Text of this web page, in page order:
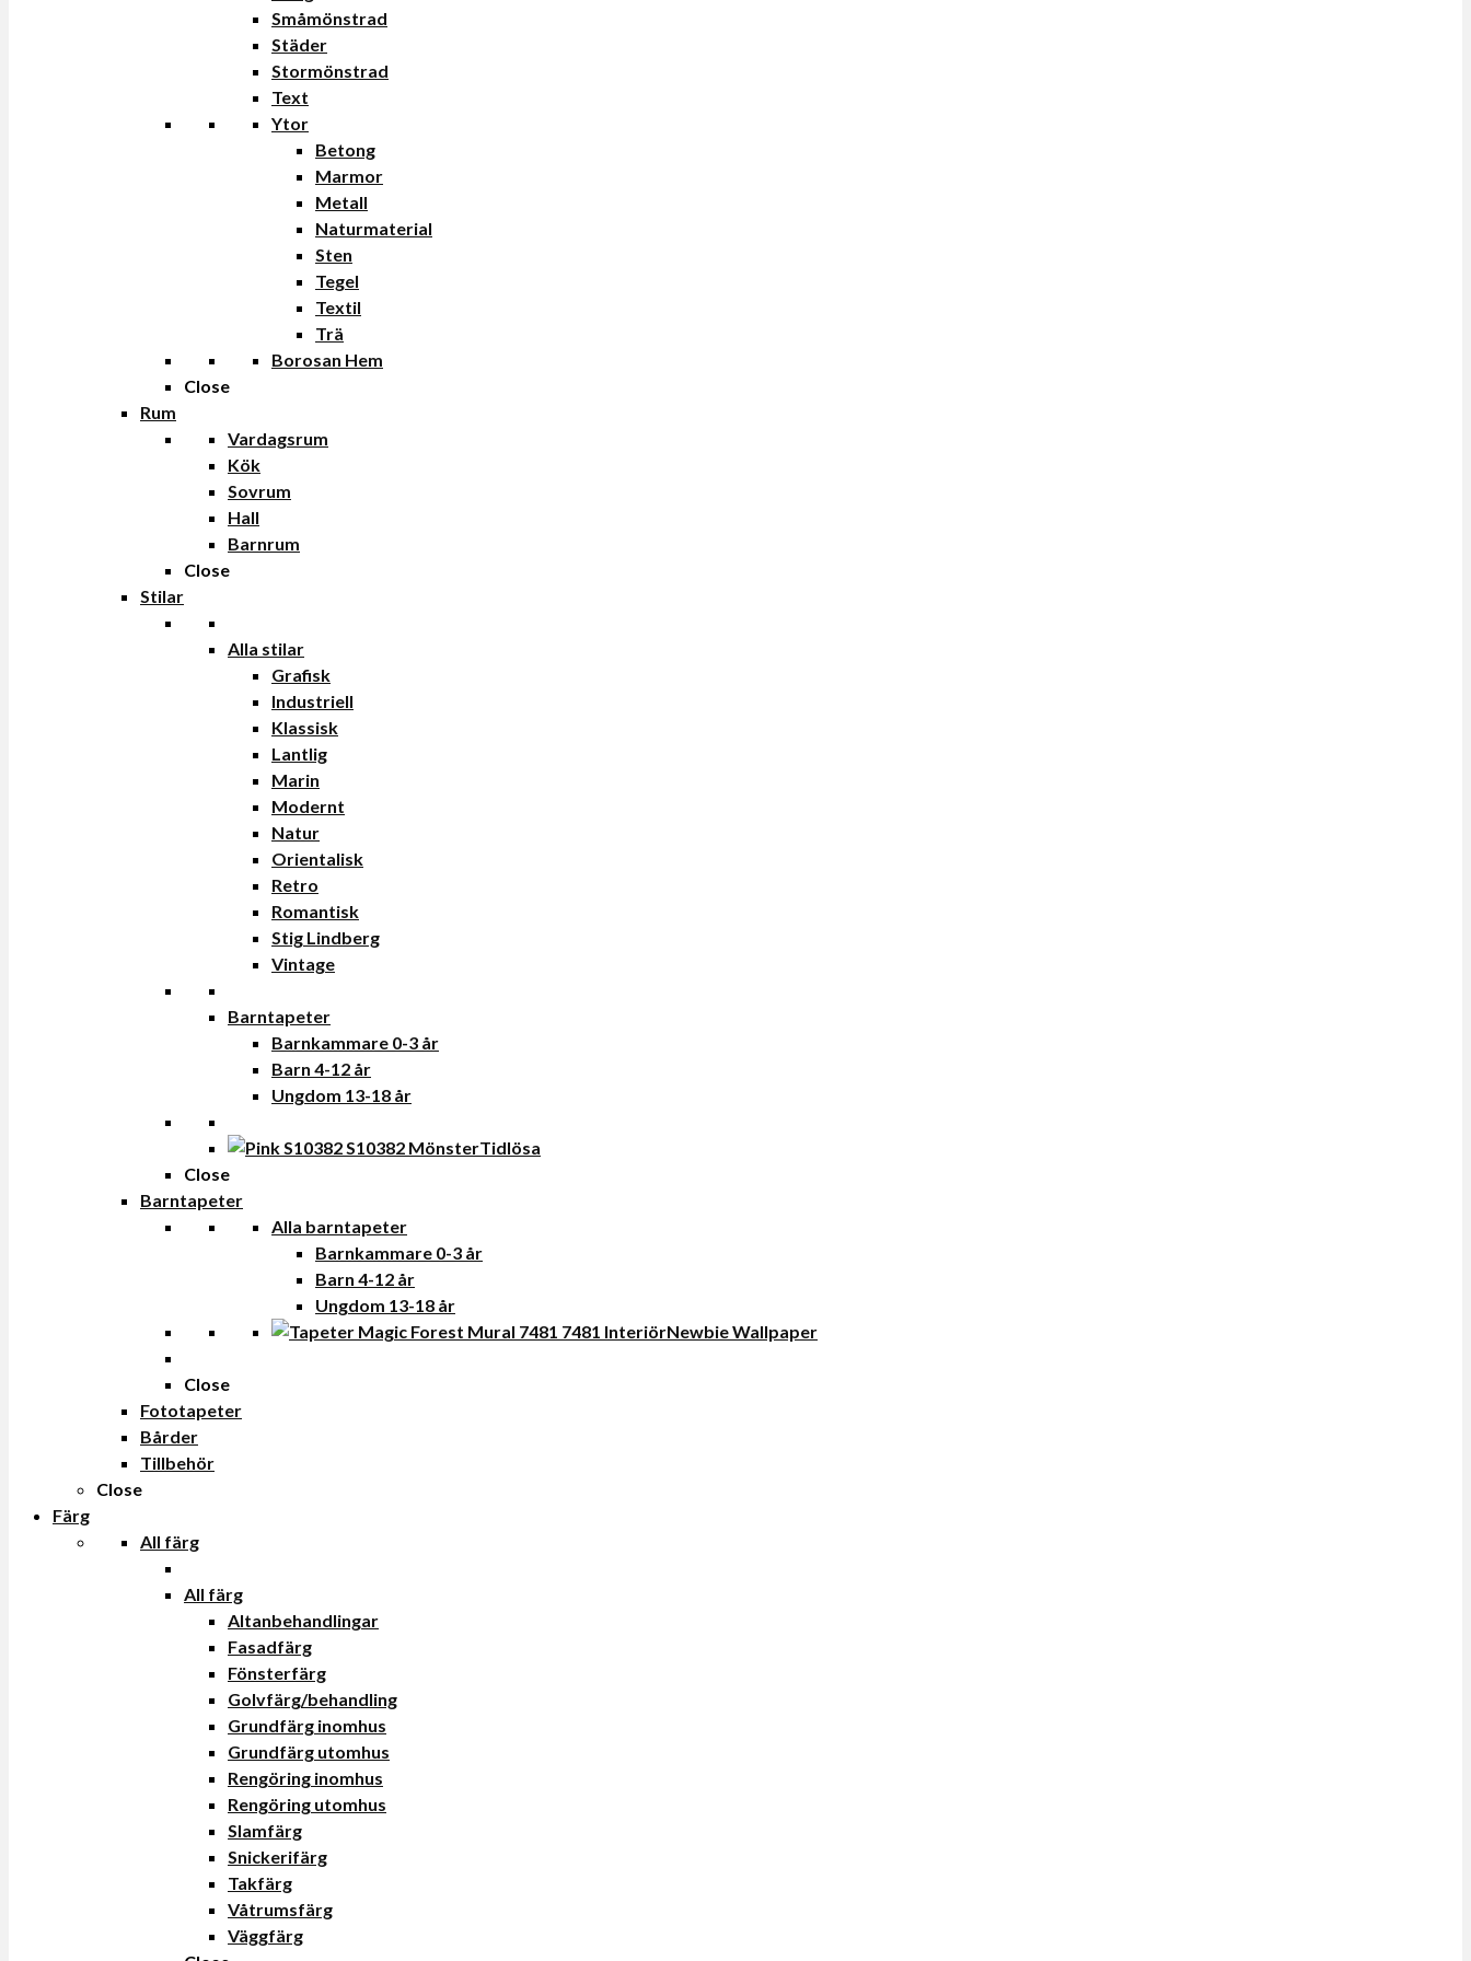
Småmönstrad
Städer
Stormönstrad
Text
Ytor
Betong
Marmor
Metall
Naturmaterial
Sten
Tegel
Textil
Trä
Borosan Hem
Close
Rum
Vardagsrum
Kök
Sovrum
Hall
Barnrum
Close
Stilar
Alla stilar
Grafisk
Industriell
Klassisk
Lantlig
Marin
Modernt
Natur
Orientalisk
Retro
Romantisk
Stig Lindberg
Vintage
Barntapeter
Barnkammare 0-3 år
Barn 4-12 år
Ungdom 13-18 år
Tidlösa
Close
Barntapeter
Alla barntapeter
Barnkammare 0-3 år
Barn 4-12 år
Ungdom 13-18 år
Newbie Wallpaper
Close
Fototapeter
Bårder
Tillbehör
Close
Färg
All färg
All färg
Altanbehandlingar
Fasadfärg
Fönsterfärg
Golvfärg/behandling
Grundfärg inomhus
Grundfärg utomhus
Rengöring inomhus
Rengöring utomhus
Slamfärg
Snickerifärg
Takfärg
Våtrumsfärg
Väggfärg